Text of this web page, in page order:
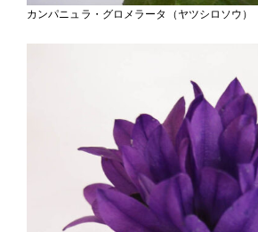
カンパニュラ・グロメラータ（ヤツシロソウ）